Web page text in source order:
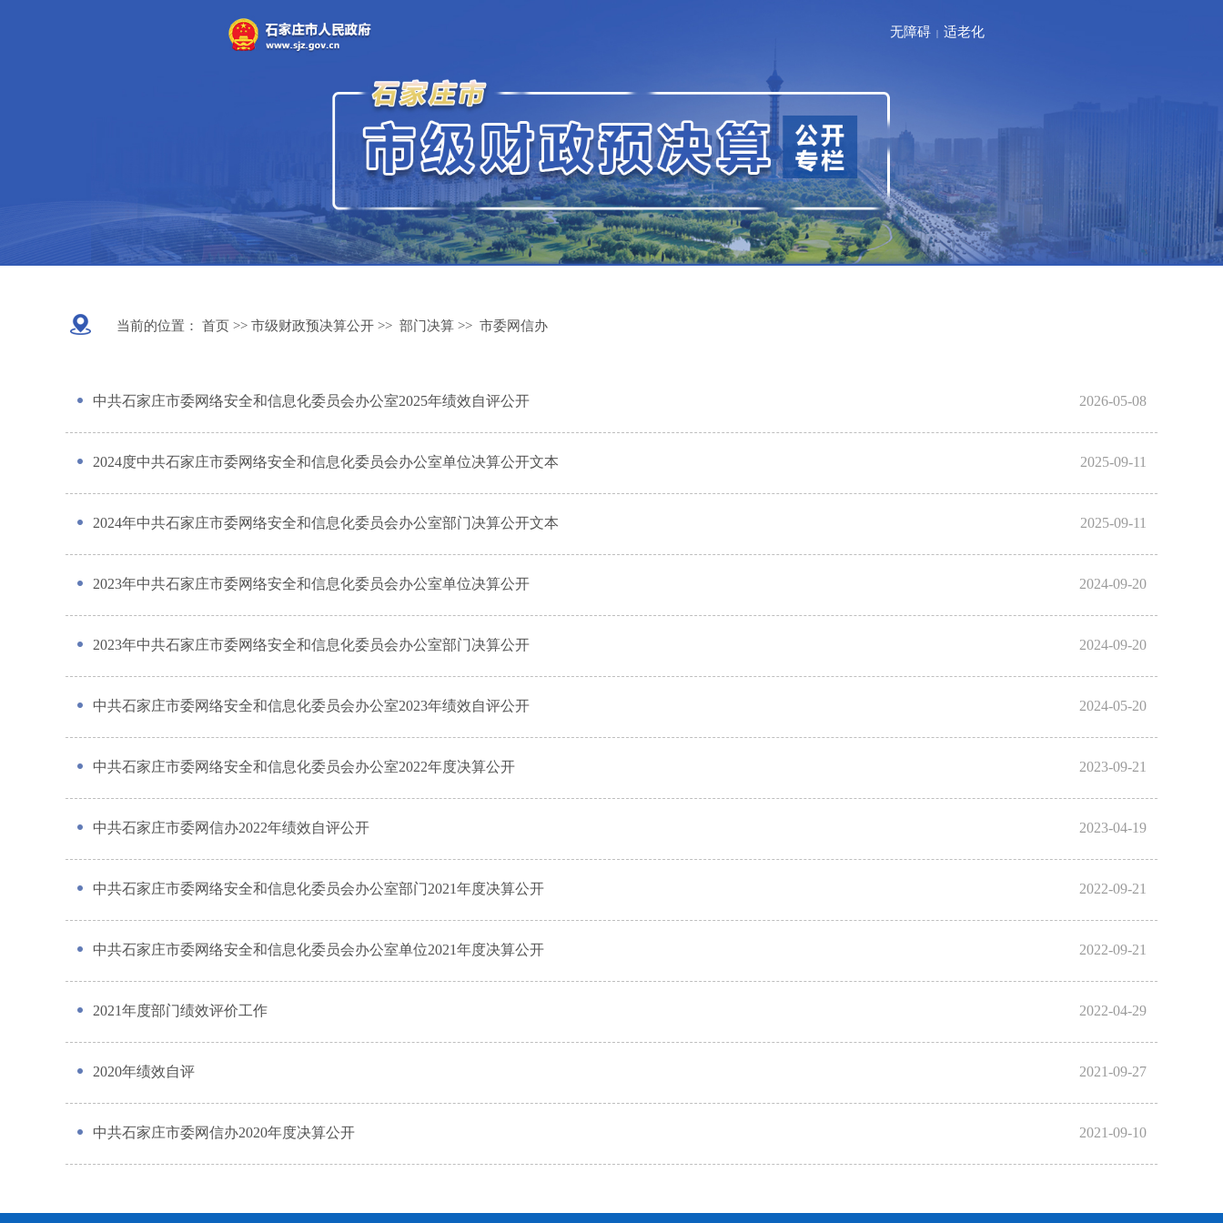
无障碍| 适老化
当前的位置： 首页 >> 市级财政预决算公开 >> 部门决算 >> 市委网信办
中共石家庄市委网络安全和信息化委员会办公室2025年绩效自评公开 2026-05-08
2024度中共石家庄市委网络安全和信息化委员会办公室单位决算公开文本 2025-09-11
2024年中共石家庄市委网络安全和信息化委员会办公室部门决算公开文本 2025-09-11
2023年中共石家庄市委网络安全和信息化委员会办公室单位决算公开 2024-09-20
2023年中共石家庄市委网络安全和信息化委员会办公室部门决算公开 2024-09-20
中共石家庄市委网络安全和信息化委员会办公室2023年绩效自评公开 2024-05-20
中共石家庄市委网络安全和信息化委员会办公室2022年度决算公开 2023-09-21
中共石家庄市委网信办2022年绩效自评公开 2023-04-19
中共石家庄市委网络安全和信息化委员会办公室部门2021年度决算公开 2022-09-21
中共石家庄市委网络安全和信息化委员会办公室单位2021年度决算公开 2022-09-21
2021年度部门绩效评价工作 2022-04-29
2020年绩效自评 2021-09-27
中共石家庄市委网信办2020年度决算公开 2021-09-10